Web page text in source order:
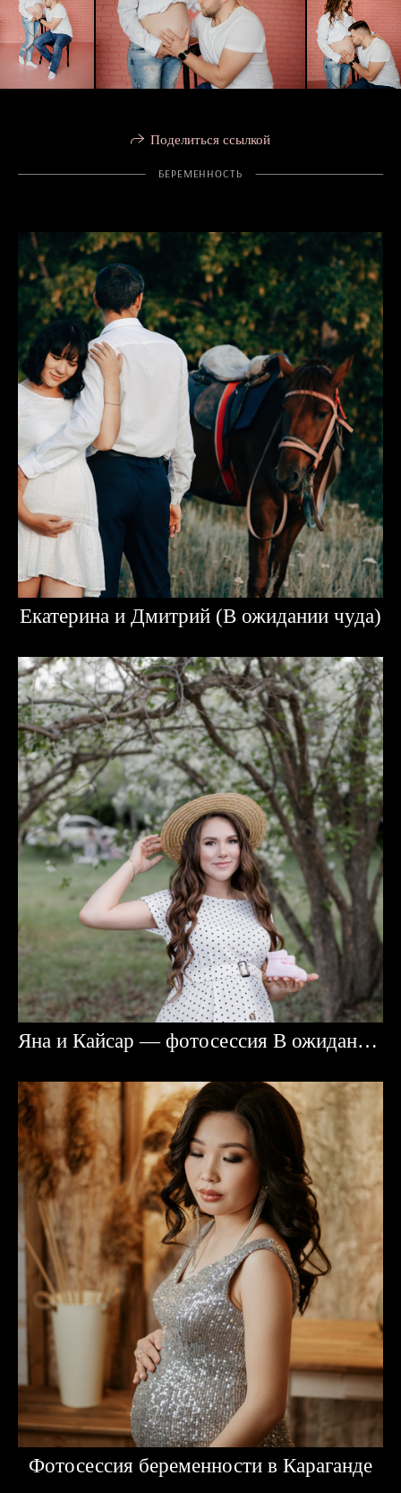
Поделиться ссылкой
БЕРЕМЕННОСТЬ
Екатерина и Дмитрий (В ожидании чуда)
Яна и Кайсар — фотосессия В ожидании чуда в Караганде
Фотосессия беременности в Караганде